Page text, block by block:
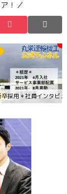
！／
卒採用＊社員インタビ